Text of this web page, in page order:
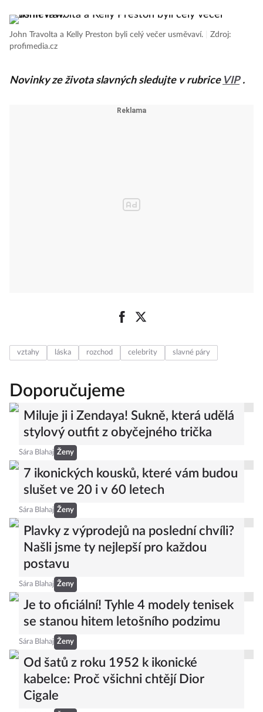
John Travolta a Kelly Preston byli celý večer usměvaví.
Zdroj:
profimedia.cz
Novinky ze života slavných sledujte v rubrice VIP .
vztahy láska rozchod celebrity slavné páry
Doporučujeme
Miluje ji i Zendaya! Sukně, která udělá
stylový outfit z obyčejného trička
Sára Blahaj Ženy
7 ikonických kousků, které vám budou
slušet ve 20 i v 60 letech
Sára Blahaj Ženy
Plavky z výprodejů na poslední chvíli?
Našli jsme ty nejlepší pro každou
postavu
Sára Blahaj Ženy
Je to oficiální! Tyhle 4 modely tenisek
se stanou hitem letošního podzimu
Sára Blahaj Ženy
Od šatů z roku 1952 k ikonické
kabelce: Proč všichni chtějí Dior
Cigale